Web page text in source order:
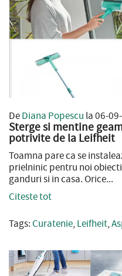
DeDiana Popescu la 06-
Sterge si mentine
potrivite de la Leifheit
Toamna pare ca se
prielninic pentru noi
ganduri si in casa. Orice...
Citeste tot
Tags: Curatenie,Leifheit,